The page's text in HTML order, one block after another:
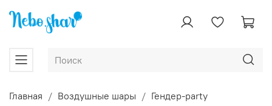
Главная Воздушные шары Гендер-party